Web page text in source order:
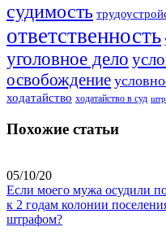
судимость
ответственность
уголовное дело
освобождение
ходатайство ходатайство в суд
Похожие статьи
05/10/20
Если моего мужа осудили
к 2 годам колонии
штрафом?